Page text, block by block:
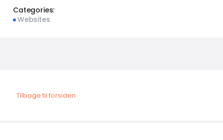
Categories:
Websites
Tilbage til forsiden